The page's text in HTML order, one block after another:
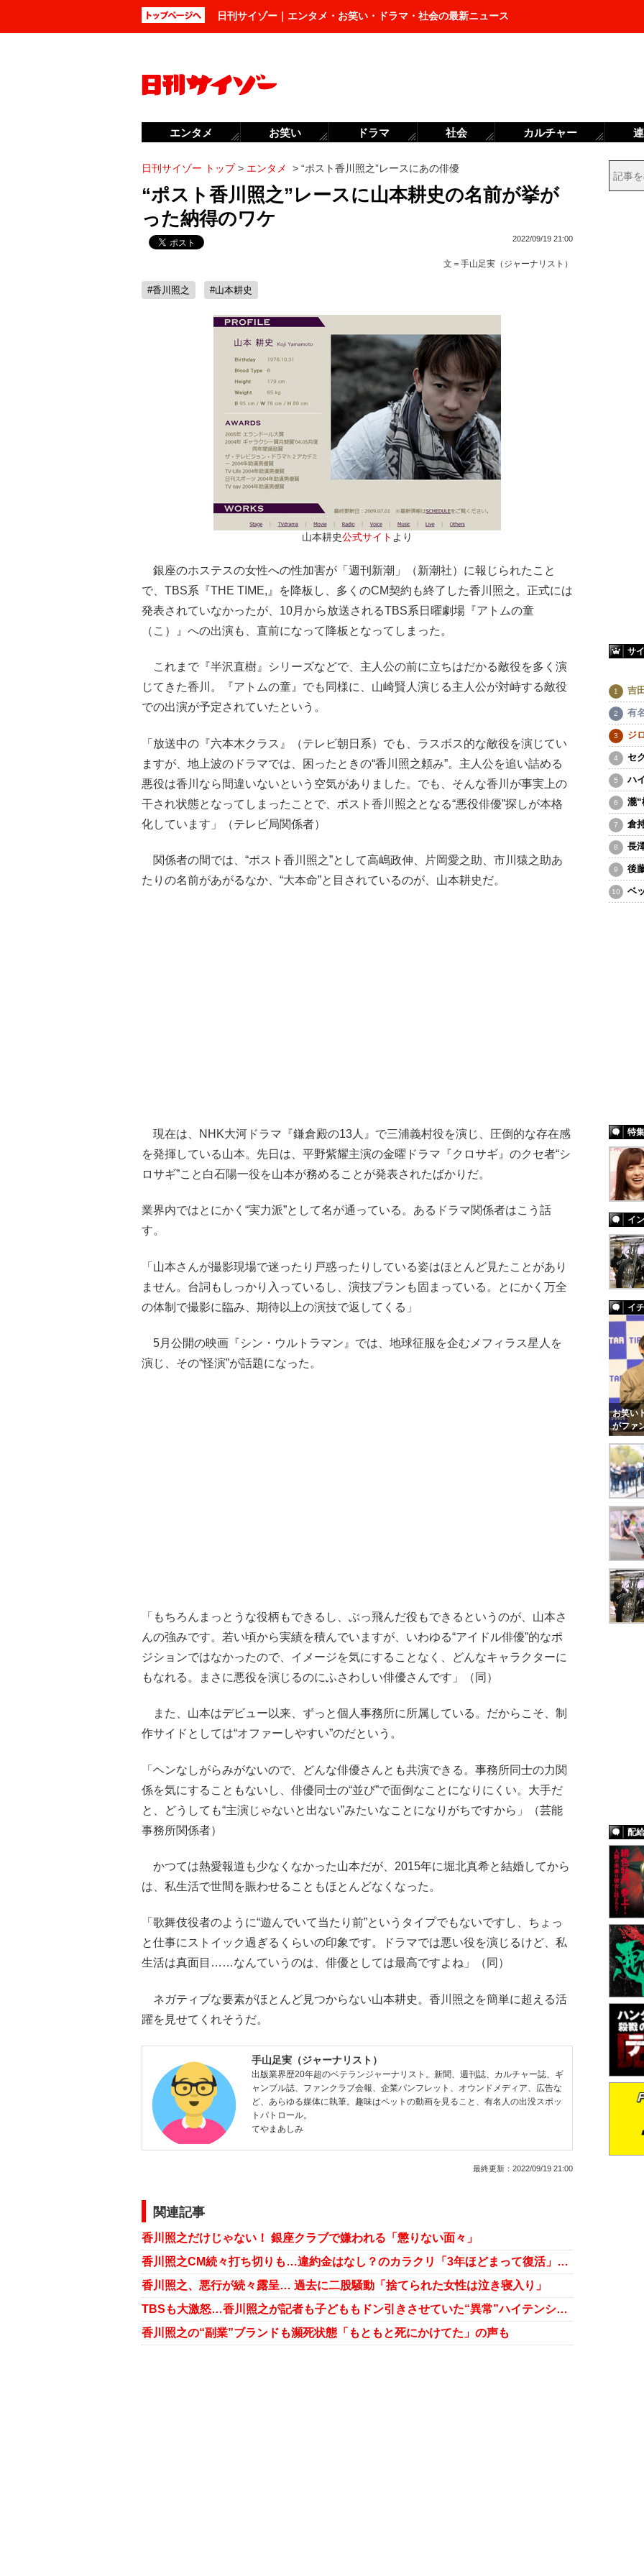
日刊サイゾー｜エンタメ・お笑い・ドラマ・社会の最新ニュース
日刊サイゾー トップ> エンタメ > “ポスト香川照之”レースにあの俳優
“ポスト香川照之”レースに山本耕史の名前が挙が
った納得のワケ
2022/09/19 21:00
文＝ 手山足実（ジャーナリスト）
#香川照之 #山本耕史
山本耕史公式サイト より
銀座のホステスの女性への性加害が「週刊新潮」（新潮社）に報じられたこと
で、TBS系『THE TIME,』を降板し、多くのCM契約も終了した香川照之。正式には
発表されていなかったが、10月から放送されるTBS系日曜劇場『アトムの童
（こ）』への出演も、直前になって降板となってしまった。
これまで『半沢直樹』シリーズなどで、主人公の前に立ちはだかる敵役を多く演
じてきた香川。『アトムの童』でも同様に、山崎賢人演じる主人公が対峙する敵役
での出演が予定されていたという。
「放送中の『六本木クラス』（テレビ朝日系）でも、ラスボス的な敵役を演じてい
ますが、地上波のドラマでは、困ったときの“香川照之頼み”。主人公を追い詰める
悪役は香川なら間違いないという空気がありました。でも、そんな香川が事実上の
干され状態となってしまったことで、ポスト香川照之となる“悪役俳優”探しが本格
化しています」（テレビ局関係者）
関係者の間では、“ポスト香川照之”として高嶋政伸、片岡愛之助、市川猿之助あ
たりの名前があがるなか、“大本命”と目されているのが、山本耕史だ。
現在は、NHK大河ドラマ『鎌倉殿の13人』で三浦義村役を演じ、圧倒的な存在感
を発揮している山本。先日は、平野紫耀主演の金曜ドラマ『クロサギ』のクセ者“シ
ロサギ”こと白石陽一役を山本が務めることが発表されたばかりだ。
業界内ではとにかく“実力派”として名が通っている。あるドラマ関係者はこう話
す。
「山本さんが撮影現場で迷ったり戸惑ったりしている姿はほとんど見たことがあり
ません。台詞もしっかり入っているし、演技プランも固まっている。とにかく万全
の体制で撮影に臨み、期待以上の演技で返してくる」
5月公開の映画『シン・ウルトラマン』では、地球征服を企むメフィラス星人を
演じ、その“怪演”が話題になった。
「もちろんまっとうな役柄もできるし、ぶっ飛んだ役もできるというのが、山本さ
んの強みです。若い頃から実績を積んでいますが、いわゆる“アイドル俳優”的なポ
ジションではなかったので、イメージを気にすることなく、どんなキャラクターに
もなれる。まさに悪役を演じるのにふさわしい俳優さんです」（同）
また、山本はデビュー以来、ずっと個人事務所に所属している。だからこそ、制
作サイドとしては“オファーしやすい”のだという。
「ヘンなしがらみがないので、どんな俳優さんとも共演できる。事務所同士の力関
係を気にすることもないし、俳優同士の“並び”で面倒なことになりにくい。大手だ
と、どうしても“主演じゃないと出ない”みたいなことになりがちですから」（芸能
事務所関係者）
かつては熱愛報道も少なくなかった山本だが、2015年に堀北真希と結婚してから
は、私生活で世間を賑わせることもほとんどなくなった。
「歌舞伎役者のように“遊んでいて当たり前”というタイプでもないですし、ちょっ
と仕事にストイック過ぎるくらいの印象です。ドラマでは悪い役を演じるけど、私
生活は真面目……なんていうのは、俳優としては最高ですよね」（同）
ネガティブな要素がほとんど見つからない山本耕史。香川照之を簡単に超える活
躍を見せてくれそうだ。
手山足実（ジャーナリスト）
出版業界歴20年超のベテランジャーナリスト。新聞、週刊誌、カルチャー誌、ギ
ャンブル誌、ファンクラブ会報、企業パンフレット、オウンドメディア、広告な
ど、あらゆる媒体に執筆。趣味はペットの動画を見ること、有名人の出没スポッ
トパトロール。
てやまあしみ
最終更新： 2022/09/19 21:00
関連記事
香川照之だけじゃない！ 銀座クラブで嫌われる「懲りない面々」
香川照之CM続々打ち切りも…違約金はなし？のカラクリ「3年ほどまって復活」路線か
香川照之、悪行が続々露呈… 過去に二股騒動「捨てられた女性は泣き寝入り」
TBSも大激怒…香川照之が記者も子どももドン引きさせていた“異常”ハイテンション
香川照之の“副業”ブランドも瀕死状態「もともと死にかけてた」の声も
サ
吉
有
ジ
セ
ハ
瀧“
倉
長
後
ベ
特集
イ
イ
お笑い
がファ
配
エンタメ お笑い ドラマ 社会 カルチャー